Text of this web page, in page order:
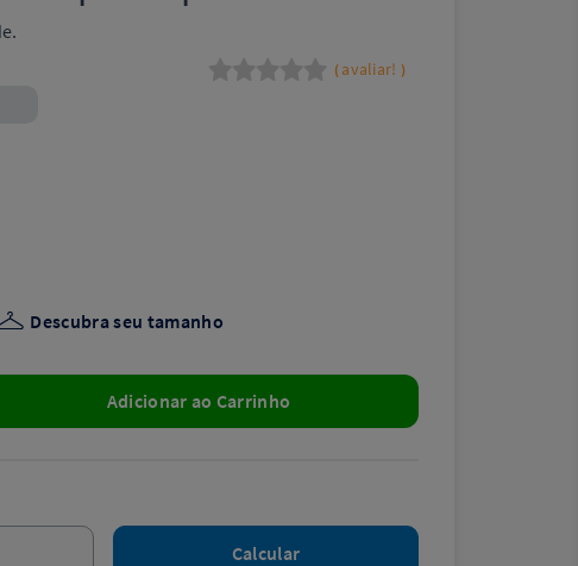
( avaliar! )
Descubra seu tamanho
Adicionar ao Carrinho
Calcular